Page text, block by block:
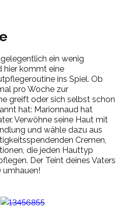
ein wenig
hier kommt eine
ins Spiel. Ob
pro Woche zur
greift oder sich selbst schon
hat: Marionnaud hat
Verwöhne seine Haut mit
und wähle dazu aus
Cremen,
die jeden Hauttyp
Der Teint deines Vaters
umhauen!